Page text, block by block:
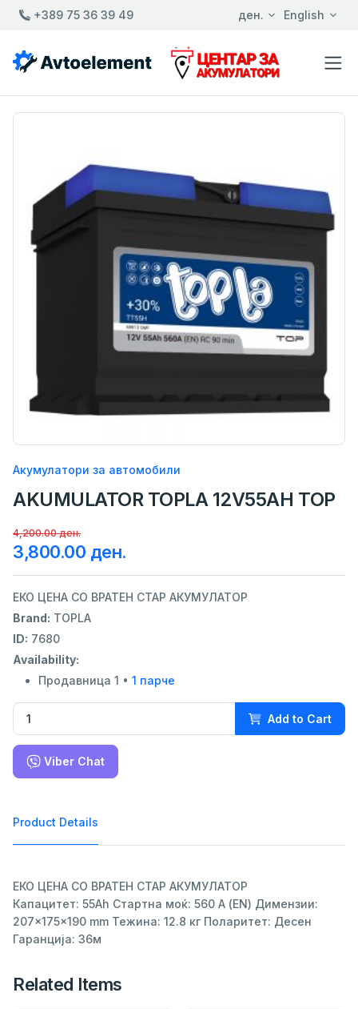
+389 75 36 39 49 ден. English
Акумулатори за автомобили
AKUMULATOR TOPLA 12V55AH TOP
4,200.00 ден.
3,800.00 ден.
ЕКО ЦЕНА СО ВРАТЕН СТАР АКУМУЛАТОР
Brand: TOPLA
ID: 7680
Availability:
Продавница 1 • 1 парче
Add to Cart
Viber Chat
Product Details
ЕКО ЦЕНА СО ВРАТЕН СТАР АКУМУЛАТОР
Капацитет: 55Ah Стартна моќ: 560 А (EN) Димензии:
207×175×190 mm Тежина: 12.8 кг Поларитет: Десен
Гаранција: 36м
Related Items